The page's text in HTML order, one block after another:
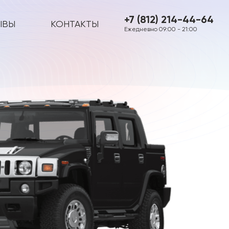
КОНТАКТЫ +7 (812) 214-44-64
Ежедневно 09:00 - 21:00